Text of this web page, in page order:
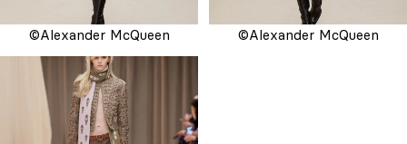
©Alexander McQueen ©Alexander McQueen